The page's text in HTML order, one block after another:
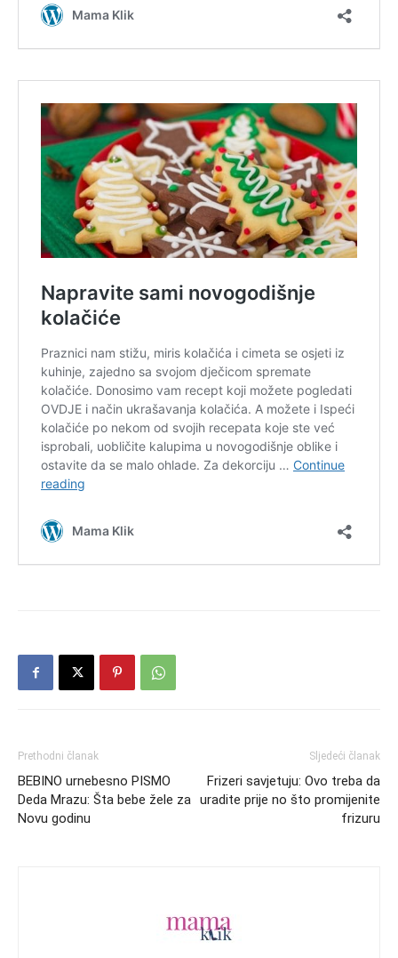
Prethodni članak
BEBINO urnebesno PISMO
Deda Mrazu: Šta bebe žele za
Novu godinu
Sljedeći članak
Frizeri savjetuju: Ovo treba da
uradite prije no što promijenite
frizuru